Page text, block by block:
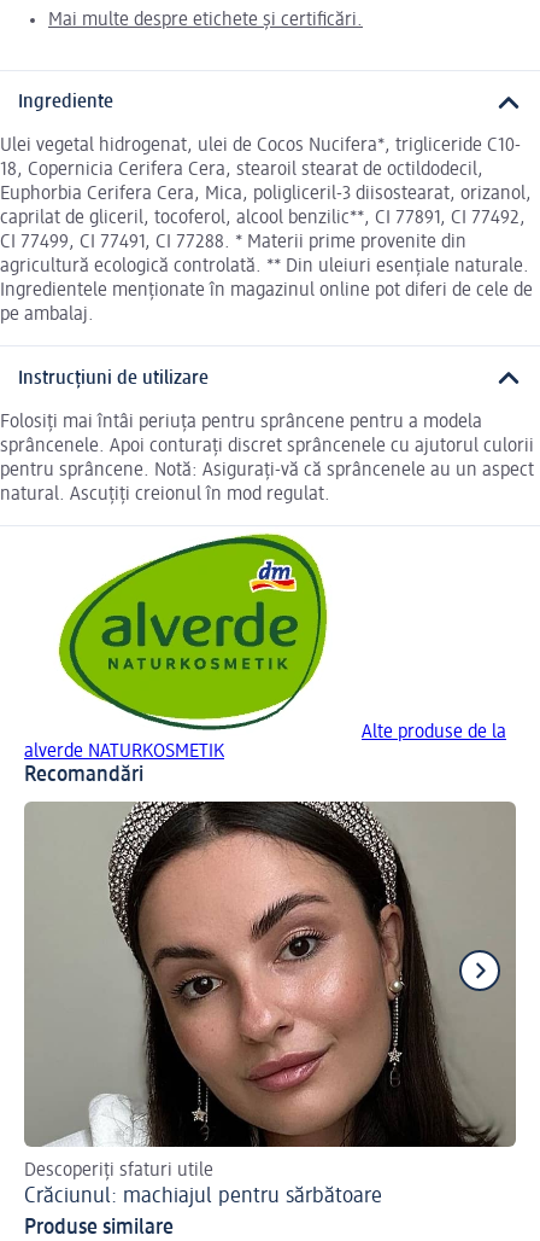
Mai multe despre etichete și certificări.
Ingrediente
Ulei vegetal hidrogenat, ulei de Cocos Nucifera*, trigliceride C10-
18, Copernicia Cerifera Cera, stearoil stearat de octildodecil,
Euphorbia Cerifera Cera, Mica, poligliceril-3 diisostearat, orizanol,
caprilat de gliceril, tocoferol, alcool benzilic**, CI 77891, CI 77492,
CI 77499, CI 77491, CI 77288. * Materii prime provenite din
agricultură ecologică controlată. ** Din uleiuri esențiale naturale.
Ingredientele menționate în magazinul online pot diferi de cele de
pe ambalaj.
Instrucțiuni de utilizare
Folosiți mai întâi periuța pentru sprâncene pentru a modela
sprâncenele. Apoi conturați discret sprâncenele cu ajutorul culorii
pentru sprâncene. Notă: Asigurați-vă că sprâncenele au un aspect
natural. Ascuțiți creionul în mod regulat.
Alte produse de la
alverde NATURKOSMETIK
Recomandări
Descoperiți sfaturi utile
Crăciunul: machiajul pentru sărbătoare
Produse similare